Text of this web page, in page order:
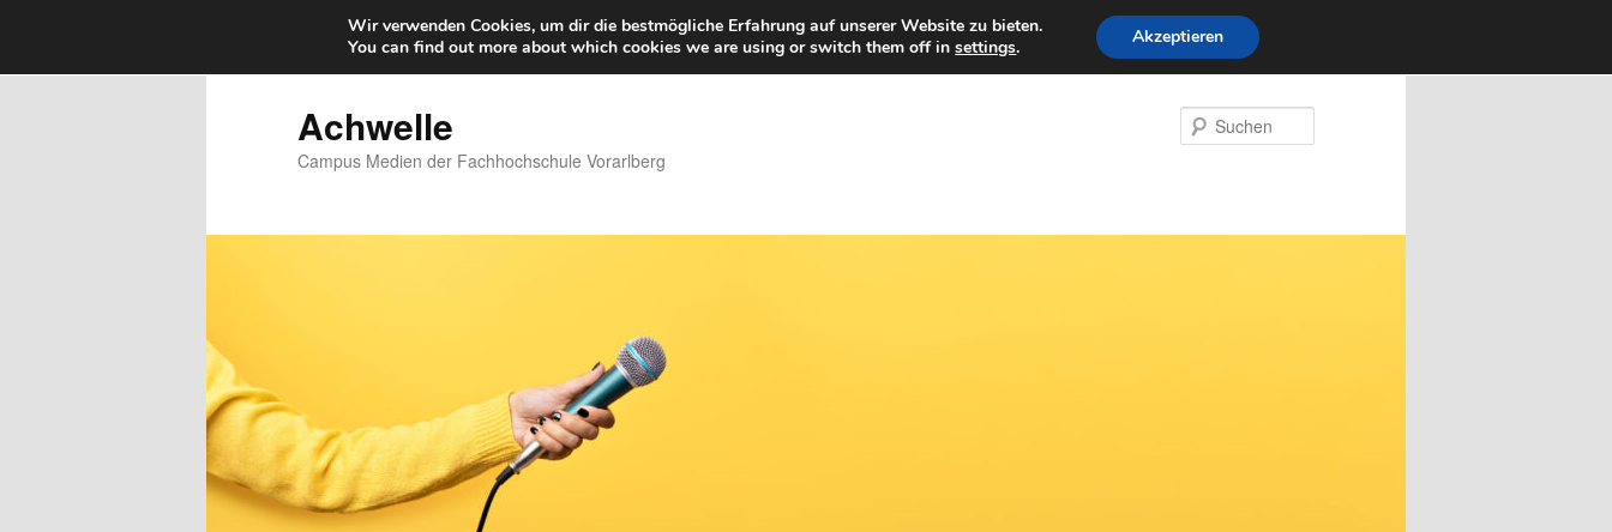
primären
Achwelle
Campus Medien der Fachhochschule Vorarlberg
Wir verwenden Cookies, um dir die bestmögliche Erfahrung auf unserer Website zu bieten.
You can find out more about which cookies we are using or switch them off insettings. Akzeptieren